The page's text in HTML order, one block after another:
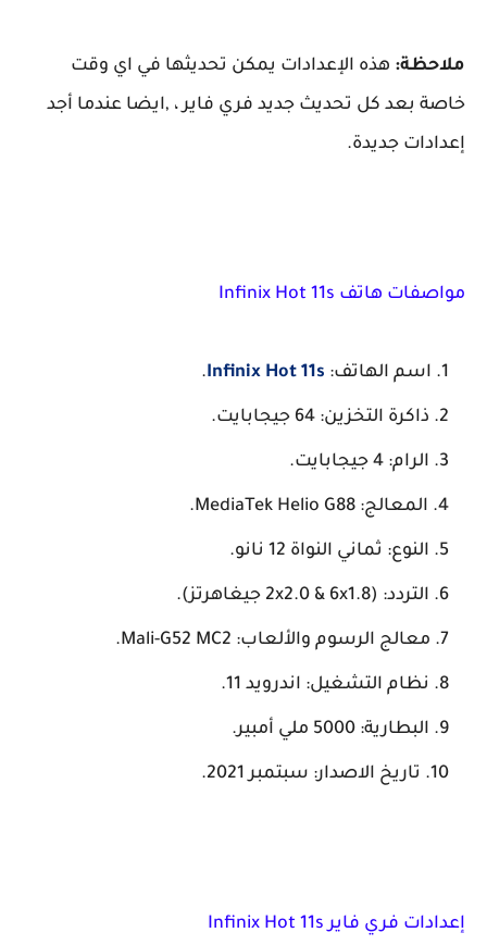
ملاحظة: هذه الإعدادات يمكن تحديثها في اي وقت
خاصة بعد كل تحديث جديد فري فاير ، ,ايضا عندما أجد
إعدادات جديدة.
مواصفات هاتف Infinix Hot 11s
اسم الهاتف: Infinix Hot 11s
.
ذاكرة التخزين: 64 جيجابايت.
الرام: 4 جيجابايت.
المعالج: MediaTek Helio G88.
النوع: ثماني النواة 12 نانو.
التردد: (2x2.0 & 6x1.8 جيغاهرتز).
معالج الرسوم والألعاب: Mali-G52 MC2.
نظام التشغيل: اندرويد 11.
البطارية: 5000 ملي أمبير.
تاريخ الاصدار: سبتمبر 2021.
إعدادات فري فاير Infinix Hot 11s